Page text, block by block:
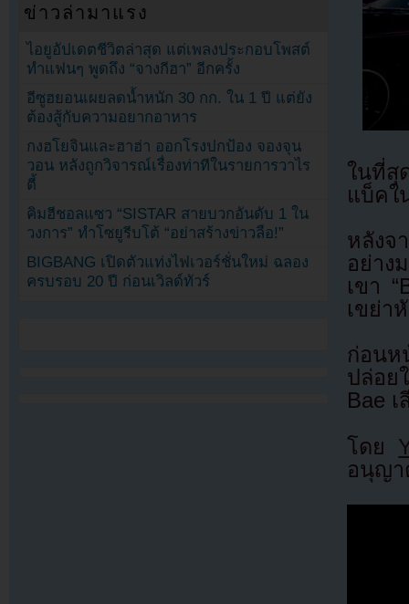
ในที่สุ
แบ็คใ
หลังจ
อย่าง
เขา
เขย่า
ก่อนห
ปล่อย
Bae
โดย
อนุญา
ข่าวล่ามาแรง
ไอยูอัปเดตชีวิตล่าสุด แต่เพลงประกอบโพสต์
ทำแฟนๆ พูดถึง “จางกีฮา” อีกครั้ง
อีซูฮยอนเผยลดน้ำหนัก 30 กก. ใน 1 ปี แต่ยัง
ต้องสู้กับความอยากอาหาร
กงฮโยจินและฮาฮ่า ออกโรงปกป้อง จองจุน
วอน หลังถูกวิจารณ์เรื่องท่าทีในรายการวาไร
ตี้
คิมฮีชอลแซว “SISTAR สายบวกอันดับ 1 ใน
วงการ” ทำโซยูรีบโต้ “อย่าสร้างข่าวลือ!”
BIGBANG เปิดตัวแท่งไฟเวอร์ชั่นใหม่ ฉลอง
ครบรอบ 20 ปี ก่อนเวิลด์ทัวร์